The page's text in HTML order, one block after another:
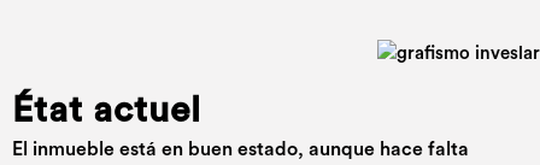
État actuel
El inmueble está en buen estado, aunque hace falta